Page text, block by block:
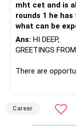
If you have a
Manufacturing
be considered.
The other three
However, do not
» Funds You
You mentioned:
mht cet and is
rounds 1 he
what can be
Ans: HI DEEP,
GREETINGS
There are
than IT. The
constantly
challenges after
Career